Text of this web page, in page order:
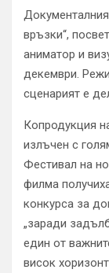
връзки“,
аниматор и
декември.
сценарият е
Копродукция
излъчен с
Фестивал на
филма
конкурса за
„заради
един от
висок